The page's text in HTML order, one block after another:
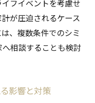
フイベントを考慮せ
が圧迫されるケース
、複数条件でのシミ
相談することも検討
影響と対策